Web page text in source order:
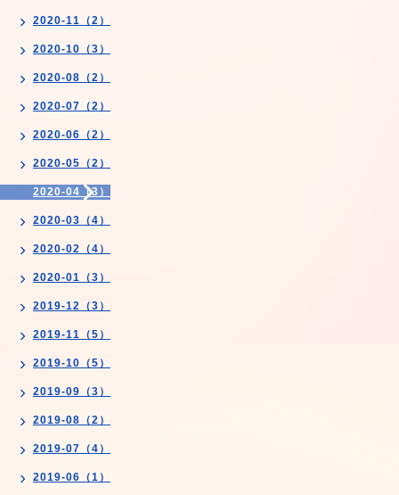
2020-11（2）
2020-10（3）
2020-08（2）
2020-07（2）
2020-06（2）
2020-05（2）
2020-04（3）
2020-03（4）
2020-02（4）
2020-01（3）
2019-12（3）
2019-11（5）
2019-10（5）
2019-09（3）
2019-08（2）
2019-07（4）
2019-06（1）